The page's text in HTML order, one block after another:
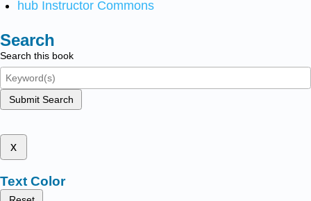
hub Instructor Commons
Search
Search this book
Submit Search
x
Text Color